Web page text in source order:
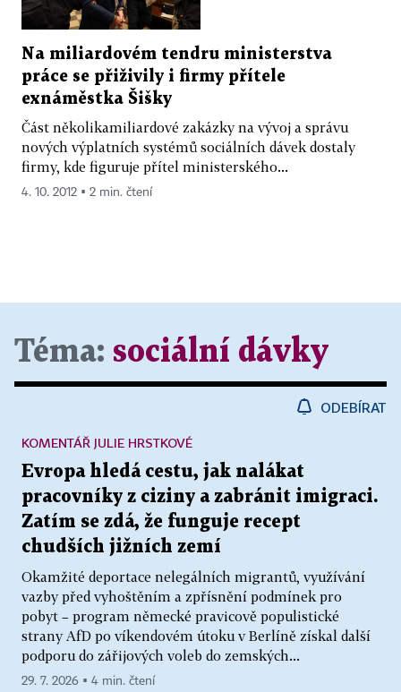
Na miliardovém tendru ministerstva
práce se přiživily i firmy přítele
exnáměstka Šišky
Část několikamiliardové zakázky na vývoj a správu
nových výplatních systémů sociálních dávek dostaly
firmy, kde figuruje přítel ministerského...
4. 10. 2012 ▪ 2 min. čtení
Téma: sociální dávky
ODEBÍRAT
Evropa hledá cestu, jak nalákat
pracovníky z ciziny a zabránit imigraci.
Zatím se zdá, že funguje recept
chudších jižních zemí
Okamžité deportace nelegálních migrantů, využívání
vazby před vyhoštěním a zpřísnění podmínek pro
pobyt – program německé pravicově populistické
strany AfD po víkendovém útoku v Berlíně získal další
podporu do zářijových voleb do zemských...
KOMENTÁŘ JULIE HRSTKOVÉ
29. 7. 2026 ▪ 4 min. čtení